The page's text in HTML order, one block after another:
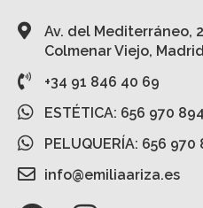
Av. del Mediterráneo,
Colmenar Viejo, Madrid
+34 91 846 40 69
ESTÉTICA: 656 970 894
PELUQUERÍA: 656 970
info@emiliaariza.es